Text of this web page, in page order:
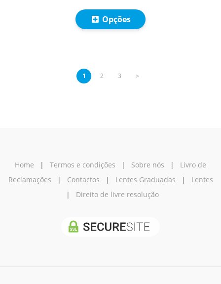
Opções
1 2 3 >
Home | Termos e condições | Sobre nós | Livro de
Reclamações | Contactos | Lentes Graduadas | Lentes
| Direito de livre resolução